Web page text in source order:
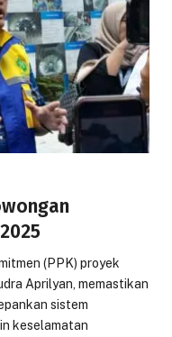
(PPK) proyek
Aprilyan, memastikan
sistem
keselamatan